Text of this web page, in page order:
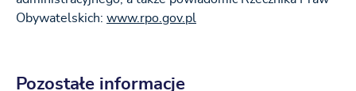
Obywatelskich: www.rpo.gov.pl
Pozostałe informacje